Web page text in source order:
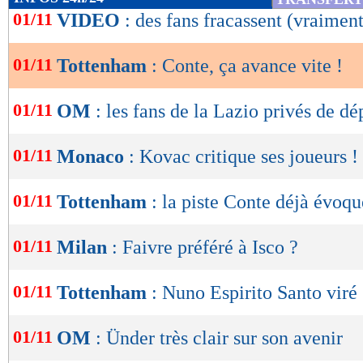
de
OK
01/11 VIDEO : des fans fracassent
01/11 Tottenham : Conte, ça avance vite !
01/11 OM : les fans de la Lazio privés de
01/11 Monaco : Kovac critique ses joueurs !
01/11 Tottenham : la piste Conte déjà
01/11 Milan : Faivre préféré à Isco ?
01/11 Tottenham : Nuno Espirito Santo
01/11 OM : Ünder très clair sur son avenir